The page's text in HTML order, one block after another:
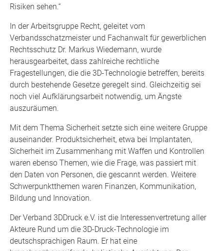
Risiken sehen.“
In der Arbeitsgruppe Recht, geleitet vom
Verbandsschatzmeister und Fachanwalt für gewerblichen
Rechtsschutz Dr. Markus Wiedemann, wurde
herausgearbeitet, dass zahlreiche rechtliche
Fragestellungen, die die 3D-Technologie betreffen, bereits
durch bestehende Gesetze geregelt sind. Gleichzeitig sei
noch viel Aufklärungsarbeit notwendig, um Ängste
auszuräumen.
Mit dem Thema Sicherheit setzte sich eine weitere Gruppe
auseinander. Produktsicherheit, etwa bei Implantaten,
Sicherheit im Zusammenhang mit Waffen und Kontrollen
waren ebenso Themen, wie die Frage, was passiert mit
den Daten von Personen, die gescannt werden. Weitere
Schwerpunktthemen waren Finanzen, Kommunikation,
Bildung und Innovation.
Der Verband 3DDruck e.V. ist die Interessenvertretung aller
Akteure Rund um die 3D-Druck-Technologie im
deutschsprachigen Raum. Er hat eine